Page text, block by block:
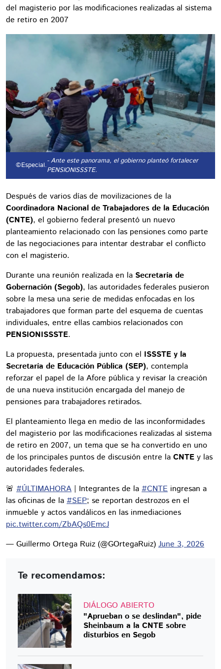
del magisterio por las modificaciones realizadas al sistema
de retiro en 2007
©Especial.- Ante este panorama, el gobierno planteó fortalecer
PENSIONISSSTE.
Después de varios días de movilizaciones de la
Coordinadora Nacional de Trabajadores de la Educación
(CNTE), el gobierno federal presentó un nuevo
planteamiento relacionado con las pensiones como parte
de las negociaciones para intentar destrabar el conflicto
con el magisterio.
Durante una reunión realizada en la Secretaría de
Gobernación (Segob), las autoridades federales pusieron
sobre la mesa una serie de medidas enfocadas en los
trabajadores que forman parte del esquema de cuentas
individuales, entre ellas cambios relacionados con
PENSIONISSSTE.
La propuesta, presentada junto con el ISSSTE y la
Secretaría de Educación Pública (SEP), contempla
reforzar el papel de la Afore pública y revisar la creación
de una nueva institución encargada del manejo de
pensiones para trabajadores retirados.
El planteamiento llega en medio de las inconformidades
del magisterio por las modificaciones realizadas al sistema
de retiro en 2007, un tema que se ha convertido en uno
de los principales puntos de discusión entre la CNTE y las
autoridades federales.
🚨 #ÚLTIMAHORA | Integrantes de la #CNTE ingresan a
las oficinas de la #SEP; se reportan destrozos en el
inmueble y actos vandálicos en las inmediaciones
pic.twitter.com/ZbAQs0EmcJ
— Guillermo Ortega Ruiz (@GOrtegaRuiz) June 3, 2026
Te recomendamos:
DIÁLOGO ABIERTO
"Aprueban o se deslindan", pide
Sheinbaum a la CNTE sobre
disturbios en Segob